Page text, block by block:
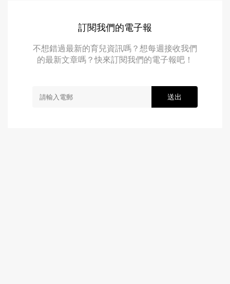
訂閱我們的電子報
不想錯過最新的育兒資訊嗎？想每週接收我們
的最新文章嗎？快來訂閱我們的電子報吧！
送出